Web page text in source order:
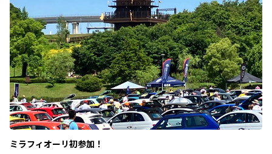
ミラフィオーリ初参加！